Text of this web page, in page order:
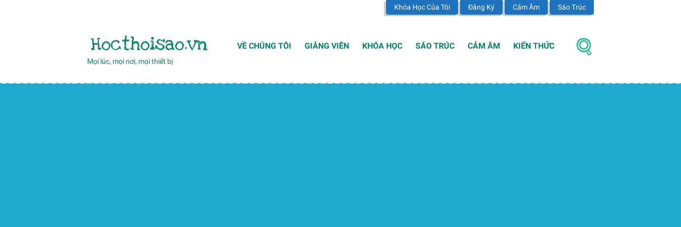
Khóa Học Của Tôi Đăng Ký Cảm Âm Sáo Trúc
Hocthoisao.vn
Mọi lúc, mọi nơi, mọi thiết bị
VỀ CHÚNG TÔI GIẢNG VIÊN KHÓA HỌC SÁO TRÚC CẢM ÂM KIẾN THỨC